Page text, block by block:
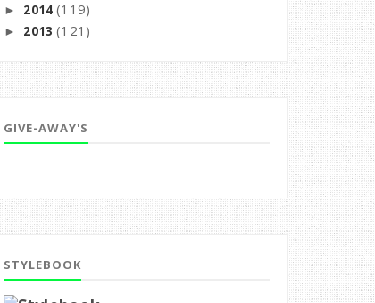
► 2014(119)
► 2013(121)
GIVE-AWAY'S
STYLEBOOK